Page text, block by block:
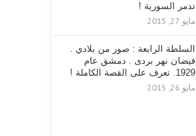
تدمر السورية !
مايو 27, 2015
السلطة الرابعة : صور من بلادي .
فيضان نهر بردى . دمشق عام
1929. تعرف على القصة الكاملة !
مايو 26, 2015